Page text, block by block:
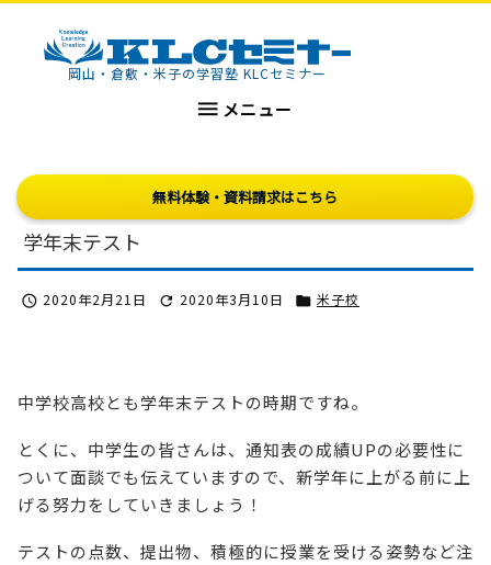
KLCセミナー岡山・倉敷・米子の学習塾 KLCセミナー
 メニュー
無料体験・資料請求はこちら
学年末テスト
 2020年2月21日  2020年3月10日  米子校
中学校高校とも学年末テストの時期ですね。
とくに、中学生の皆さんは、通知表の成績UPの必要性に
ついて面談でも伝えていますので、新学年に上がる前に上
げる努力をしていきましょう！
テストの点数、提出物、積極的に授業を受ける姿勢など注